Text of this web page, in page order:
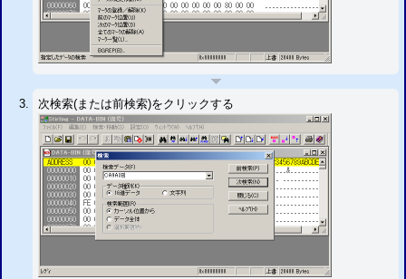
次検索(または前検索)をクリックする